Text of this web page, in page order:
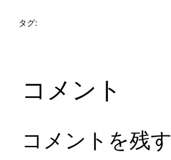
タグ:
コメント
コメントを残す